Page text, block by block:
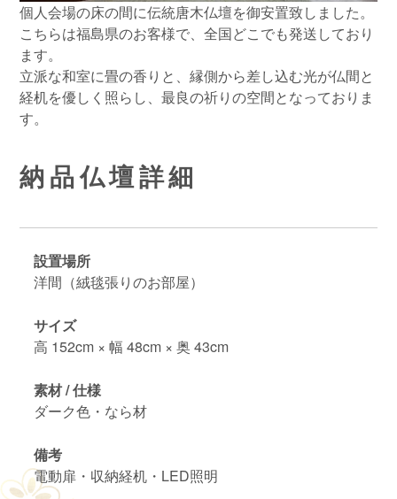
個人会場の床の間に伝統唐木仏壇を御安置致しました。
こちらは福島県のお客様で、全国どこでも発送しており
ます。
立派な和室に畳の香りと、縁側から差し込む光が仏間と
経机を優しく照らし、最良の祈りの空間となっておりま
す。
納品仏壇詳細
設置場所
洋間（絨毯張りのお部屋）
サイズ
高 152cm × 幅 48cm × 奥 43cm
素材 / 仕様
ダーク色・なら材
備考
電動扉・収納経机・LED照明